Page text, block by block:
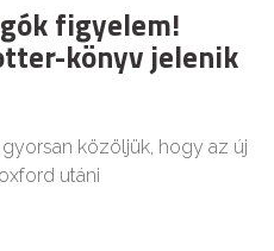
figyelem!
könyv jelenik
közöljük, hogy az új
utáni